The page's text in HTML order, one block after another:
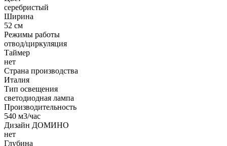
серебристый
Ширина
52 см
Режимы работы
отвод/циркуляция
Таймер
нет
Страна производства
Италия
Тип освещения
светодиодная лампа
Производительность
540 м3/час
Дизайн ДОМИНО
нет
Глубина